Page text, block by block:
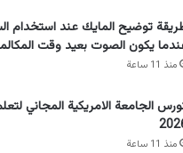
توضيح المايك عند استخدام
يكون الصوت بعيد وقت
منذ 11 ساعة
الجامعة الامريكية المجاني
منذ 11 ساعة